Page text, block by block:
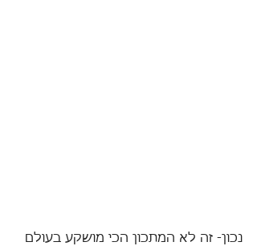
נכון- זה לא המתכון הכי מושקע בעולם